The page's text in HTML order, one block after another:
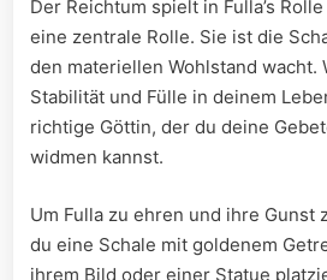
Der Reichtum spielt in Fulla’s‍
eine​ zentrale Rolle. Sie ist⁤ die​
den materiellen Wohlstand wacht.
Stabilität und Fülle in ‌deinem
richtige Göttin, der du deine
widmen kannst.
Um Fulla zu ehren und ihre Gunst
du eine Schale mit‌ goldenem
ihrem Bild oder einer​ Statue